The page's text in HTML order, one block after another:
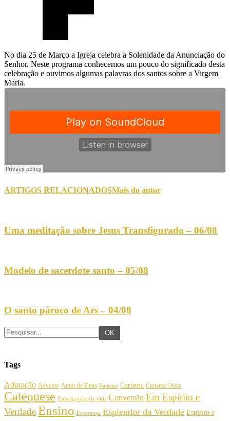
No dia 25 de Março a Igreja celebra a Solenidade da Anunciação do
Senhor. Neste programa conhecemos um pouco do significado desta
celebração e ouvimos algumas palavras dos santos sobre a Virgem
Maria.
ARTIGOS RELACIONADOSMais do autor
Uma meditação sobre Jesus Transfigurado – 06/08
Modelo de sacerdote santo – 05/08
O santo pároco de Ars – 04/08
Tags
Adoração Advento Amor de Deus Batismo Carisma Carisma Oásis
Catequese Consagração de vida Conversão Em Espírito e
VerdadeEnsino Esperança Esplendor da Verdade Espírito e